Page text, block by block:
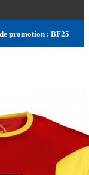
promotion : BF25